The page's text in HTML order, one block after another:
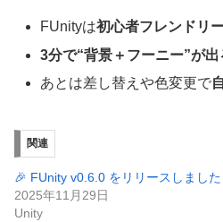
FUnityは初心者フレンドリ
3分で“背景＋フーニー”が出
あとは差し替えや色変更で
関連
🎉 FUnity v0.6.0 をリリースしました
2025年11月29日
Unity